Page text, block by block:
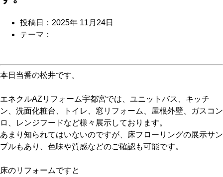
投稿日：2025年 11月24日
テーマ：
本日当番の松井です。
エネクルAZリフォーム宇都宮では、ユニットバス、キッチ
ン、洗面化粧台、トイレ、窓リフォーム、屋根外壁、ガスコン
ロ、レンジフードなど様々展示しております。
あまり知られてはいないのですが、床フローリングの展示サン
プルもあり、色味や質感などのご確認も可能です。
床のリフォームですと